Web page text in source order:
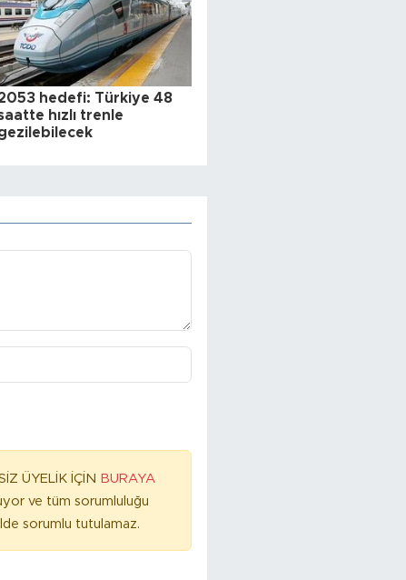
hedefi: Türkiye 48
hızlı trenle
ÜYELİK İÇİN BURAYA
ve tüm sorumluluğu
sorumlu tutulamaz.